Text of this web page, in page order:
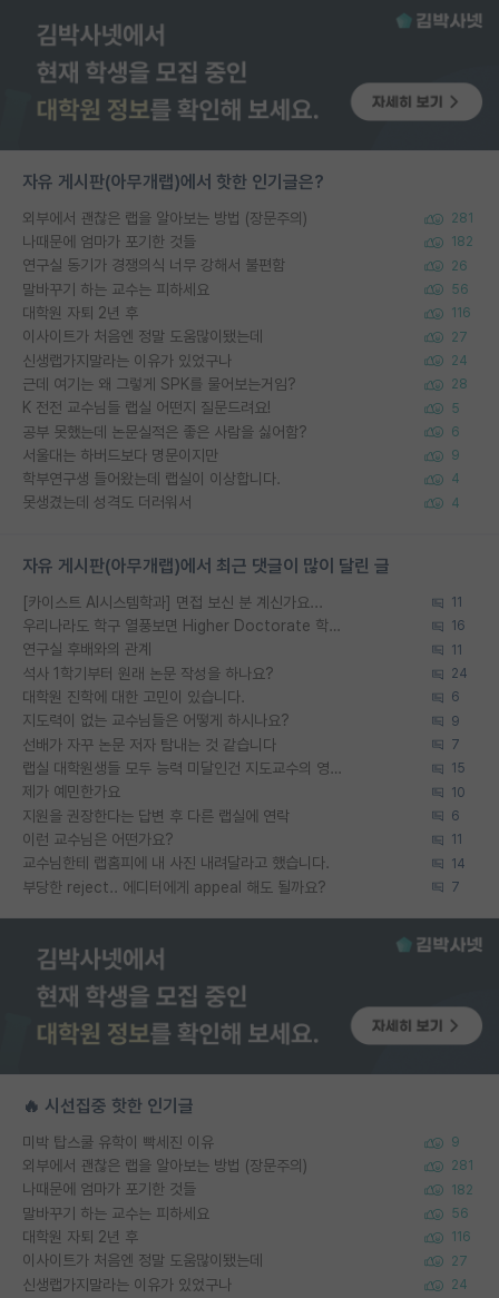
자유 게시판(아무개랩)에서 핫한 인기글은?
외부에서 괜찮은 랩을 알아보는 방법 (장문주의) 281
나때문에 엄마가 포기한 것들 182
연구실 동기가 경쟁의식 너무 강해서 불편함 26
말바꾸기 하는 교수는 피하세요 56
대학원 자퇴 2년 후 116
이사이트가 처음엔 정말 도움많이됐는데 27
신생랩가지말라는 이유가 있었구나 24
근데 여기는 왜 그렇게 SPK를 물어보는거임? 28
K 전전 교수님들 랩실 어떤지 질문드려요! 5
공부 못했는데 논문실적은 좋은 사람을 싫어함? 6
서울대는 하버드보다 명문이지만 9
학부연구생 들어왔는데 랩실이 이상합니다. 4
못생겼는데 성격도 더러워서 4
자유 게시판(아무개랩)에서 최근 댓글이 많이 달린 글
[카이스트 AI시스템학과] 면접 보신 분 계신가요... 11
우리나라도 학구 열풍보면 Higher Doctorate 학위가 필요하다고 봅니다. 16
연구실 후배와의 관계 11
석사 1학기부터 원래 논문 작성을 하나요? 24
대학원 진학에 대한 고민이 있습니다. 6
지도력이 없는 교수님들은 어떻게 하시나요? 9
선배가 자꾸 논문 저자 탐내는 것 같습니다 7
랩실 대학원생들 모두 능력 미달인건 지도교수의 영향 아닌가? 15
제가 예민한가요 10
지원을 권장한다는 답변 후 다른 랩실에 연락 6
이런 교수님은 어떤가요? 11
교수님한테 랩홈피에 내 사진 내려달라고 했습니다. 14
부당한 reject.. 에디터에게 appeal 해도 될까요? 7
🔥 시선집중 핫한 인기글
미박 탑스쿨 유학이 빡세진 이유 9
외부에서 괜찮은 랩을 알아보는 방법 (장문주의) 281
나때문에 엄마가 포기한 것들 182
말바꾸기 하는 교수는 피하세요 56
대학원 자퇴 2년 후 116
이사이트가 처음엔 정말 도움많이됐는데 27
신생랩가지말라는 이유가 있었구나 24